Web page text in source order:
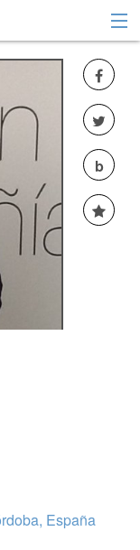
b
España